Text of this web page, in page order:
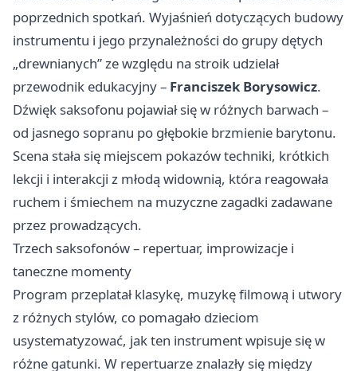
poprzednich spotkań. Wyjaśnień dotyczących budowy
instrumentu i jego przynależności do grupy dętych
„drewnianych” ze względu na stroik udzielał
przewodnik edukacyjny – Franciszek Borysowicz.
Dźwięk saksofonu pojawiał się w różnych barwach –
od jasnego sopranu po głębokie brzmienie barytonu.
Scena stała się miejscem pokazów techniki, krótkich
lekcji i interakcji z młodą widownią, która reagowała
ruchem i śmiechem na muzyczne zagadki zadawane
przez prowadzących.
Trzech saksofonów – repertuar, improwizacje i
taneczne momenty
Program przeplatał klasykę, muzykę filmową i utwory
z różnych stylów, co pomagało dzieciom
usystematyzować, jak ten instrument wpisuje się w
różne gatunki. W repertuarze znalazły się między